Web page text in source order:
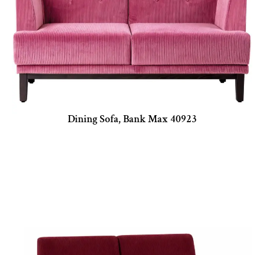
Dining Sofa, Bank Max 40923